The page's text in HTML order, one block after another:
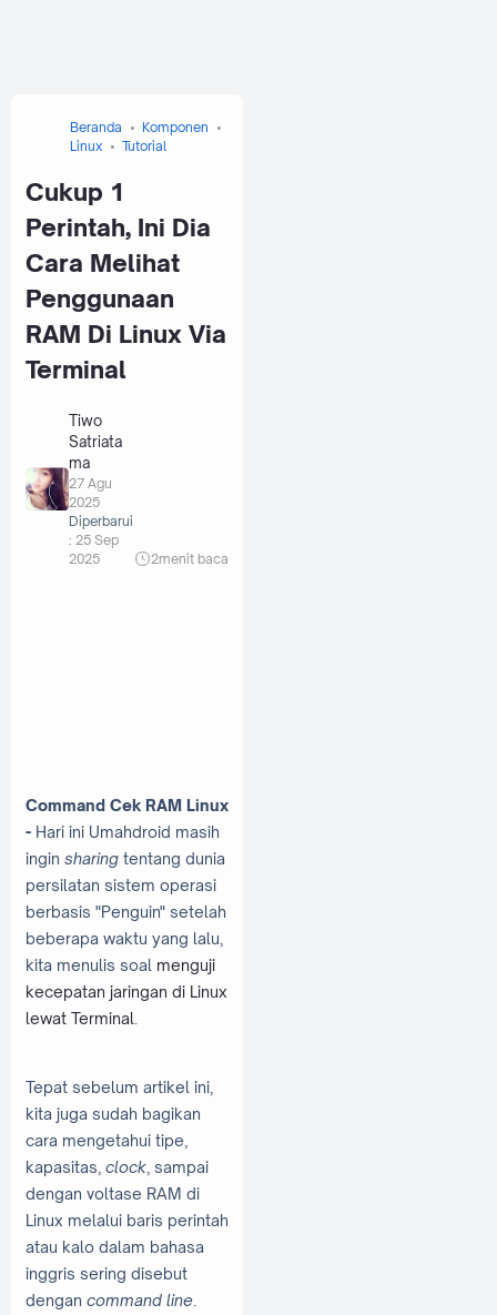
Beranda
Komponen
Linux
Tutorial
Cukup 1
Perintah, Ini Dia
Cara Melihat
Penggunaan
RAM Di Linux Via
Terminal
Tiwo
Satriata
ma
27 Agu
2025
Diperbarui
: 25 Sep
2025
2menit baca
Command Cek RAM Linux
- Hari ini Umahdroid masih
ingin sharing tentang dunia
persilatan sistem operasi
berbasis "Penguin" setelah
beberapa waktu yang lalu,
kita menulis soal menguji
kecepatan jaringan di Linux
lewat Terminal
Tepat sebelum artikel ini,
kita juga sudah bagikan
cara mengetahui tipe,
kapasitas, clock , sampai
dengan voltase RAM di
Linux melalui baris perintah
atau kalo dalam bahasa
inggris sering disebut
dengan command line